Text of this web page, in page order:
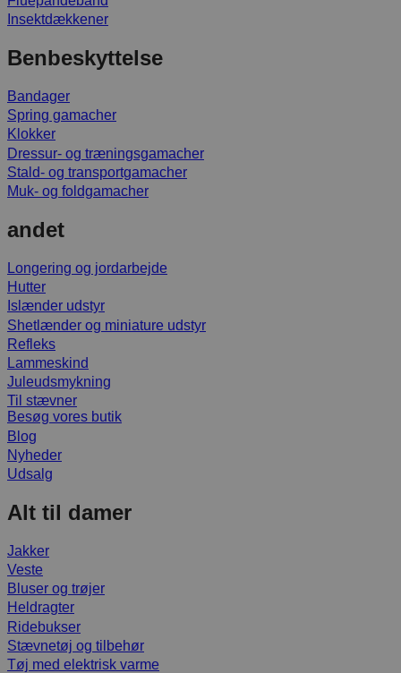
Insektdækkener
Benbeskyttelse
Bandager
Spring gamacher
Klokker
Dressur- og træningsgamacher
Stald- og transportgamacher
Muk- og foldgamacher
andet
Longering og jordarbejde
Hutter
Islænder udstyr
Shetlænder og miniature udstyr
Refleks
Lammeskind
Juleudsmykning
Til stævner
Besøg vores butik
Blog
Nyheder
Udsalg
Alt til damer
Jakker
Veste
Bluser og trøjer
Heldragter
Ridebukser
Stævnetøj og tilbehør
Tøj med elektrisk varme